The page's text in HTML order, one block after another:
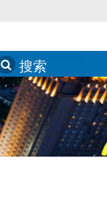
Search
for: